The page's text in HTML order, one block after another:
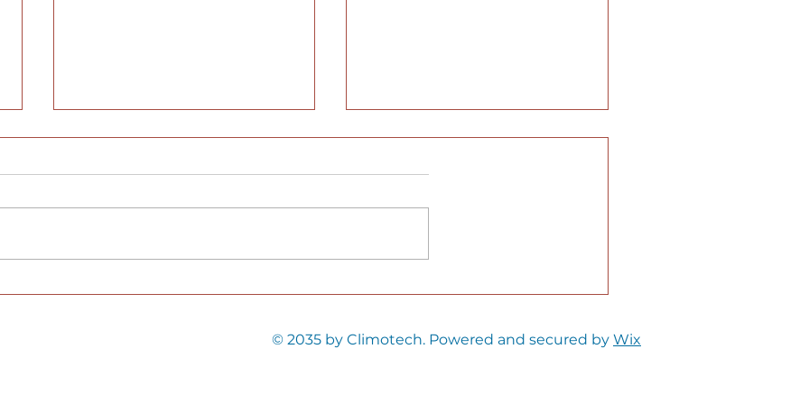
c’est important et
© 2035 by Climotech. Powered and secured by Wix